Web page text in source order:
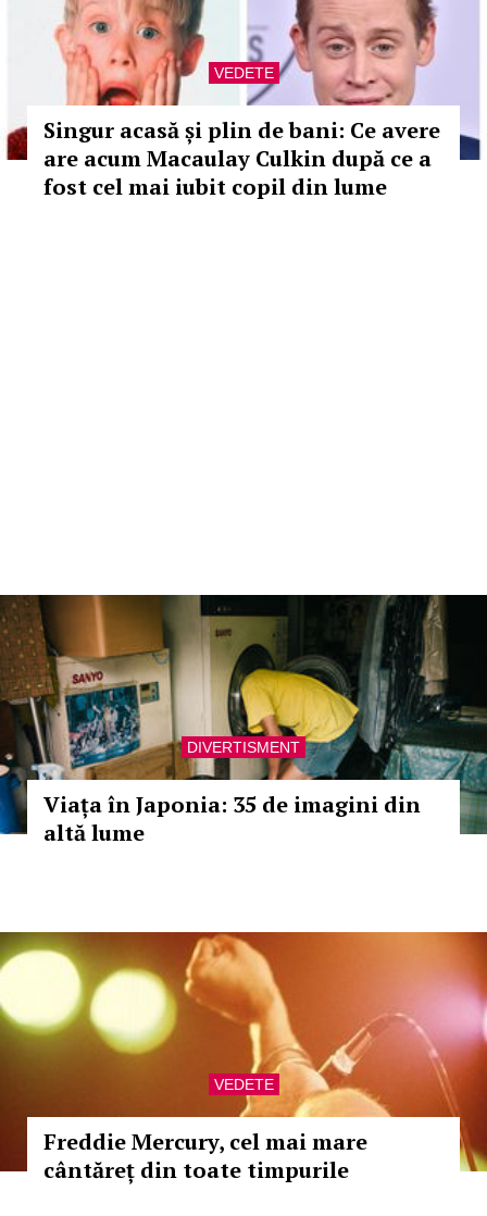
VEDETE
Singur acasă și plin de bani: Ce avere
are acum Macaulay Culkin după ce a
fost cel mai iubit copil din lume
DIVERTISMENT
Viața în Japonia: 35 de imagini din
altă lume
VEDETE
Freddie Mercury, cel mai mare
cântăreț din toate timpurile